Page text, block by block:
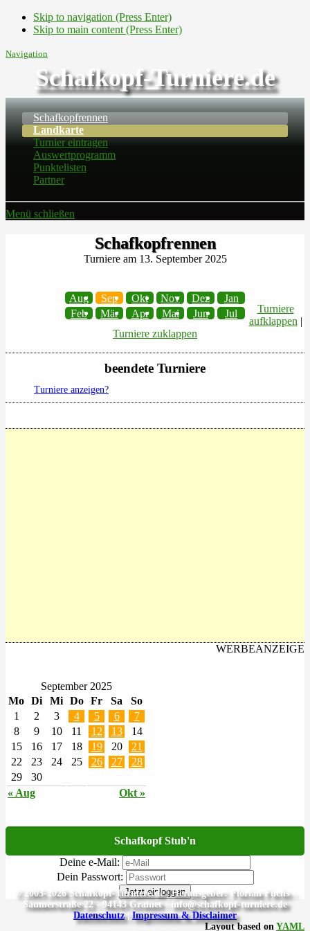
Skip to navigation (Press Enter)
Skip to main content (Press Enter)
Navigation
Schafkopf-Turniere.de
Schafkopfrennen
Landkarte
Turnier eintragen
Auswertprogramm
Punktelisten
Partner
Menü schließen
Schafkopfrennen
Turniere am 13. September 2025
Aug Sep Okt Nov Dez
Jan
Feb
Mär Apr Mai Jun Jul
Turniere
aufklappen |
Turniere zuklappen
beendete Turniere
Turniere anzeigen?
WERBEANZEIGE
September 2025
Mo Di Mi Do Fr Sa So
« Aug Okt »
1 2 3 4 5 6
7
8
9 10 11 12 13
14
15
16 17 18 19 20
21
22
23 24 25 26 27
28
29
30
Schafkopf Stub'n
Deine e-Mail:
Dein Passwort:
Jetzt einloggen
© 2003-2026 Schafkopf-Turniere.de | Herausgeber: Florian Fuchs -
Säumerstraße 22 - 94143 Grainet - info@schafkopf-turniere.de
Datenschutz| Impressum & Disclaimer
Layout based on YAML